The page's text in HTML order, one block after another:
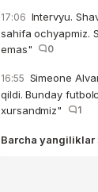
17:06 Intervyu.
sahifa ochyapmiz.
emas"
0
16:55 Simeone
qildi. Bunday
xursandmiz"
1
Barcha yangiliklar